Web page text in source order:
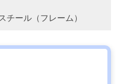
チール（フレーム）